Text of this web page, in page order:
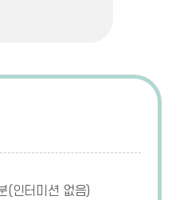
인터미션 없음)